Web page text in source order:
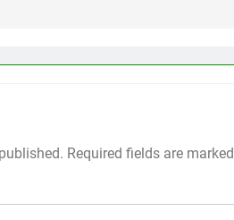
Required fields are marked